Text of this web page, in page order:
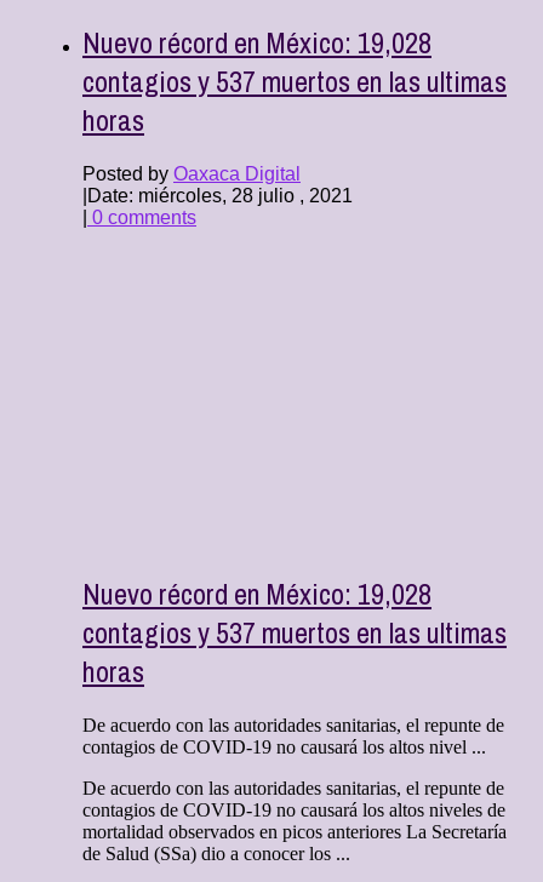
Nuevo récord en México: 19,028
contagios y 537 muertos en las ultimas
horas
Posted by Oaxaca Digital
Date: miércoles, 28 julio , 2021
0 comments
Nuevo récord en México: 19,028
contagios y 537 muertos en las ultimas
horas
De acuerdo con las autoridades sanitarias, el repunte de
contagios de COVID-19 no causará los altos nivel ...
De acuerdo con las autoridades sanitarias, el repunte de
contagios de COVID-19 no causará los altos niveles de
mortalidad observados en picos anteriores La Secretaría
de Salud (SSa) dio a conocer los ...